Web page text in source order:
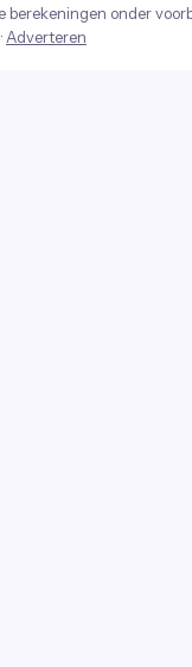
berekeningen onder
· Adverteren